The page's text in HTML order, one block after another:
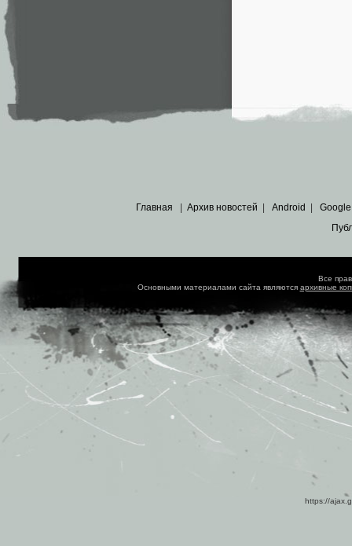
Главная Архив новостей Android Google
Все
Основными материалами сайта являются архивные
https://